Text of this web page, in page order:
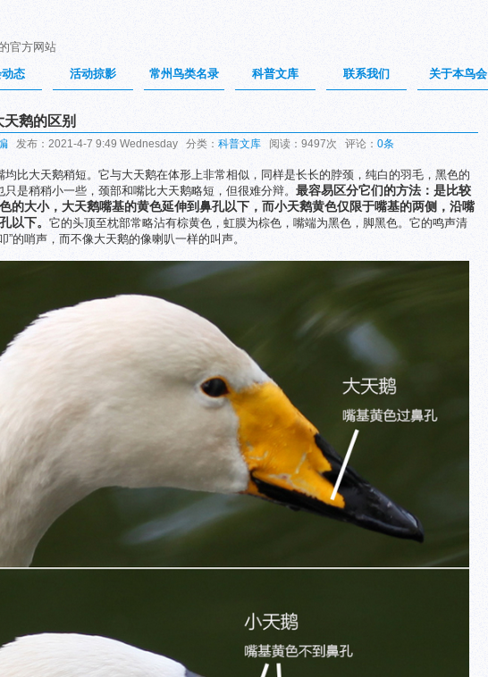
官方网站
态 活动掠影 常州鸟类名录 科普文库 联系我们 关于本鸟会
鹅的区别
发布：2021-4-7 9:49 Wednesday 分类： 科普文库 阅读：9497次 评论： 0条
均比大天鹅稍短。它与大天鹅在体形上非常相似，同样是长长的脖颈，纯白的羽毛，黑色的
只是稍稍小一些，颈部和嘴比大天鹅略短，但很难分辩。 最容易区分它们的方法：是比较
的大小，大天鹅嘴基的黄色延伸到鼻孔以下，而小天鹅黄色仅限于嘴基的两侧，沿嘴
以下。 它的头顶至枕部常略沾有棕黄色，虹膜为棕色，嘴端为黑色，脚黑色。它的鸣声清
”的哨声，而不像大天鹅的像喇叭一样的叫声。